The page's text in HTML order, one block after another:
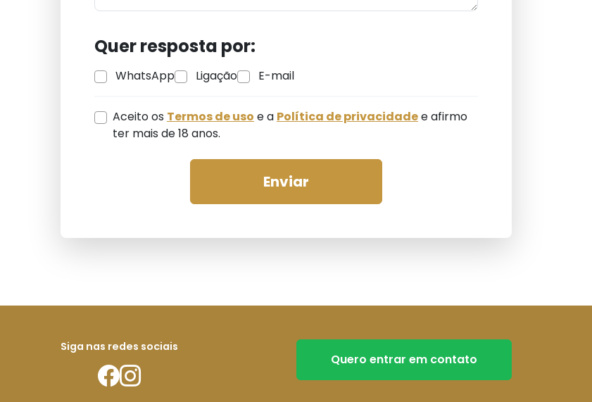
Quer resposta por:
WhatsApp Ligação E-mail
Aceito os Termos de uso e a Política de privacidadee afirmo
ter mais de 18 anos.
Enviar
Siga nas redes sociais
Quero entrar em contato